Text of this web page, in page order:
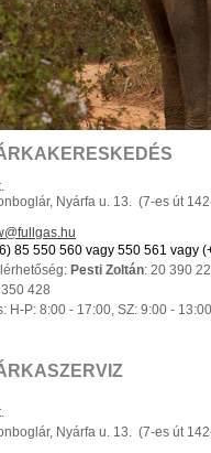
Nyárfa u. 13. (7-es út
@fullgas.hu
85 550 560 vagy 550 561 vagy
Pesti Zoltán: 20 390
428
H-P: 8:00 - 17:00, SZ: 9:00 - 13:00
Nyárfa u. 13. (7-es út